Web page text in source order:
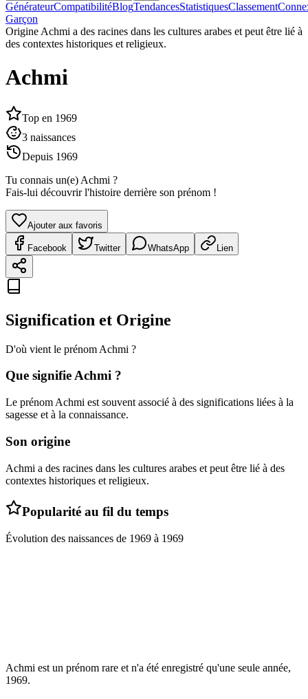
GénérateurCompatibilitéBlogTendancesStatistiquesClassement
Garçon
Origine Achmi a des racines dans les cultures arabes et peut être lié à
des contextes historiques et religieux.
Achmi
Top en 1969
3 naissances
Depuis 1969
Tu connais un(e) Achmi ?
Fais-lui découvrir l'histoire derrière son prénom !
Ajouter aux favoris
Facebook Twitter WhatsApp Lien
Signification et Origine
D'où vient le prénom Achmi ?
Que signifieAchmi ?
Le prénom Achmi est souvent associé à des significations liées à la
sagesse et à la connaissance.
Son origine
Achmi a des racines dans les cultures arabes et peut être lié à des
contextes historiques et religieux.
Popularité au fil du temps
Évolution des naissances de 1969 à 1969
Achmi est un prénom rare et n'a été enregistré qu'une seule année,
1969.